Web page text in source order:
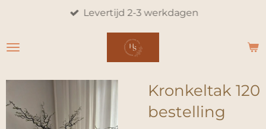
naar
hoofdinhoud
Levertijd 2-3 werkdagen
Kronkeltak 120
bestelling